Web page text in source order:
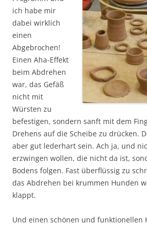
ich habe mir
dabei wirklich
einen
Abgebrochen!
Einen Aha-Effekt
beim Abdrehen
war, das Gefäß
nicht mit
Würsten zu
befestigen, sondern sanft mit dem
Drehens auf die Scheibe zu drücken.
aber gut lederhart sein. Ach ja, und
erzwingen wollen, die nicht da ist,
Bodens folgen. Fast überflüssig zu
das Abdrehen bei krummen Hunden
klappt.
Und einen schönen und funktionellen